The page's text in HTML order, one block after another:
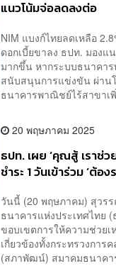
แนวโน้มจ่อลดลงต่อ
NIM แบงก์ไทยลดเหลือ
ดอกเบี้ยขาลง ธปท. มองแ
มากขึ้น หากระบบธนาคา
สนับสนุนการแข่งขัน ผ่าน
ธนาคารพาณิชย์ไร้สาขาเ
20 พฤษภาคม 2025
ธปท. เผย ‘คุณสู้ เราช่
ชำระ 1 วันเข้าร่วม ‘ต้อง
วันนี้ (20 พฤษภาคม) สุวร
ธนาคารแห่งประเทศไทย
ขอบเขตการให้ความช่วยเ
เกี่ยวข้องทั้งกระทรวงกา
(สภาพัฒน์) สมาคมธนาคา